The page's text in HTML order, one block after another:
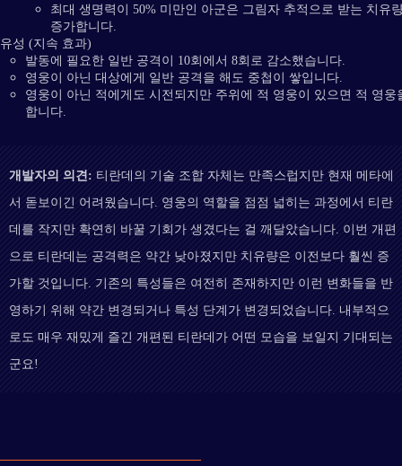
최대 생명력이 50% 미만인 아군은 그림자 추적으로 받는 치유
증가합니다.
유성 (지속 효과)
발동에 필요한 일반 공격이 10회에서 8회로 감소했습니다.
영웅이 아닌 대상에게 일반 공격을 해도 중첩이 쌓입니다.
영웅이 아닌 적에게도 시전되지만 주위에 적 영웅이 있으면 적 영웅
합니다.
개발자의 의견: 티란데의 기술 조합 자체는 만족스럽지만 현재 메타에
서 돋보이긴 어려웠습니다. 영웅의 역할을 점점 넓히는 과정에서 티란
데를 작지만 확연히 바꿀 기회가 생겼다는 걸 깨달았습니다. 이번 개편
으로 티란데는 공격력은 약간 낮아졌지만 치유량은 이전보다 훨씬 증
가할 것입니다. 기존의 특성들은 여전히 존재하지만 이런 변화들을 반
영하기 위해 약간 변경되거나 특성 단계가 변경되었습니다. 내부적으
로도 매우 재밌게 즐긴 개편된 티란데가 어떤 모습을 보일지 기대되는
군요!